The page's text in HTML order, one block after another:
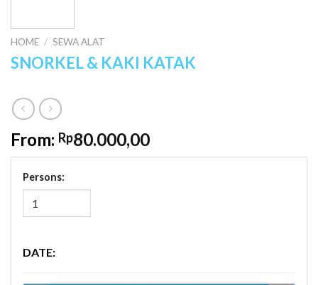
HOME / SEWA ALAT
SNORKEL & KAKI KATAK
From: Rp80.000,00
Persons:
DATE: